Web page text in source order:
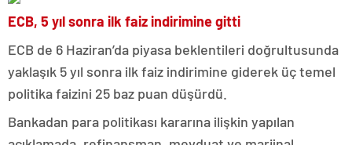
ECB, 5 yıl sonra ilk faiz indirimine gitti
ECB de 6 Haziran’da piyasa beklentileri doğrultusunda
yaklaşık 5 yıl sonra ilk faiz indirimine giderek üç temel
politika faizini 25 baz puan düşürdü.
Bankadan para politikası kararına ilişkin yapılan